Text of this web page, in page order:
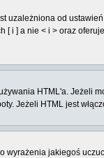
od
i ] a nie < i > oraz
HTML'a. Jeżeli
Jeżeli HTML jest
jakiegoś